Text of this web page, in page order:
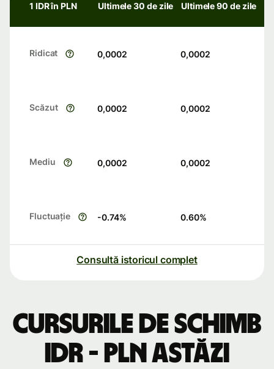
1 IDR în PLN Ultimele 30 de zile Ultimele 90 de zile
Ridicat 0,0002 0,0002
Scăzut 0,0002 0,0002
Mediu 0,0002 0,0002
Fluctuație -0.74% 0.60%
Consultă istoricul complet
Cursurile de schimb
IDR - PLN astăzi